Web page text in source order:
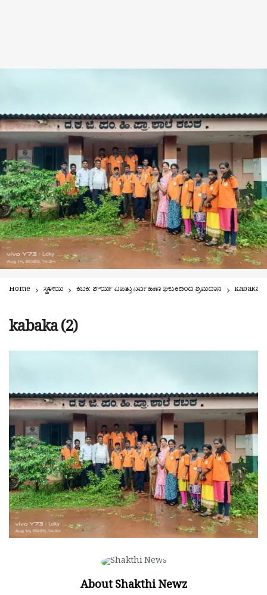
Home ಸ್ಥಳೀಯ ಕಬಕ: ಶೌರ್ಯ ವಿಪತ್ತು ನಿರ್ವಹಣಾ ಘಟಕದಿಂದ ಶ್ರಮದಾನ kabaka
kabaka (2)
About Shakthi Newz